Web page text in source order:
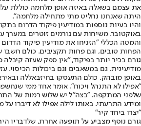
את עצמם בשאלה באיזה אופן מלחמה כוללת
היתה שאנחנו נחליט מתי מתחילה מלחמה".
באוקטובר. משיחות עם גורמים זוטרים במערך
והמטה הכללי "הזניחו את מודיעין פיקוד
הפחות טובים, וגם פחות תקציבים. כולם
גורם בכיר יותר בפיקוד, "אין ספק שעזה
מודיעינית, גם במשאבים וגם ביכולות הכיסוי.
באופן מובהק. כולם התעסקו בחיזבאללה
"אפילו לא התנהל ויכוח", אומר אחד ממי
שלפני המתקפה. "בצה"ל יש שלוש רמות של
ומידע התרעתי. באותו לילה אפילו לא דיברו
"יצרו ביחד קיר"
גורם נוסף מצביע על תופעה אחרת, שלדבריו